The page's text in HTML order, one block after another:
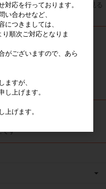
すべてのおすすめ商品を見る
登録
です
対応を行っております。
い合わせなど、
につきましては、
順次ご対応となりま
がございますので、あら
ますが、
し上げます。
上げます。